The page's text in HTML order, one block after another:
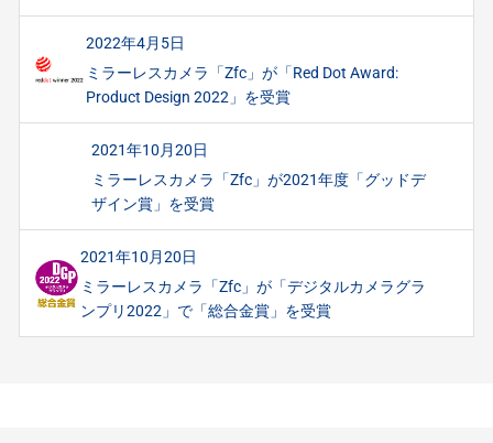
2022年4月5日
ミラーレスカメラ「Zfc」が「Red Dot Award:
Product Design 2022」を受賞
2021年10月20日
ミラーレスカメラ「Zfc」が2021年度「グッドデ
ザイン賞」を受賞
2021年10月20日
ミラーレスカメラ「Zfc」が「デジタルカメラグラ
ンプリ2022」で「総合金賞」を受賞